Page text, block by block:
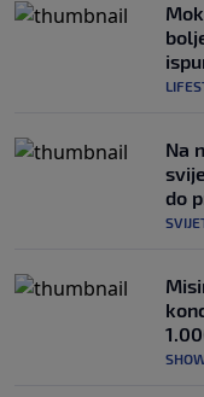
Na
do